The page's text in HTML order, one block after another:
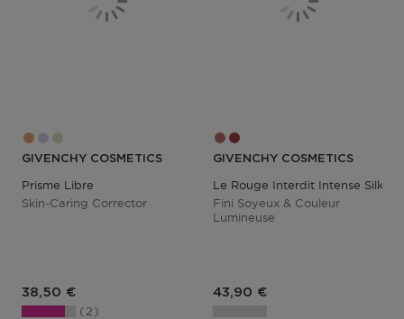
GIVENCHY COSMETICS
Prisme Libre
Skin-Caring Corrector
Prix du produit
38,50 €
2
GIVENCHY COSMETICS
Le Rouge Interdit Intense Silk
Fini Soyeux & Couleur
Lumineuse
Prix du produit
43,90 €